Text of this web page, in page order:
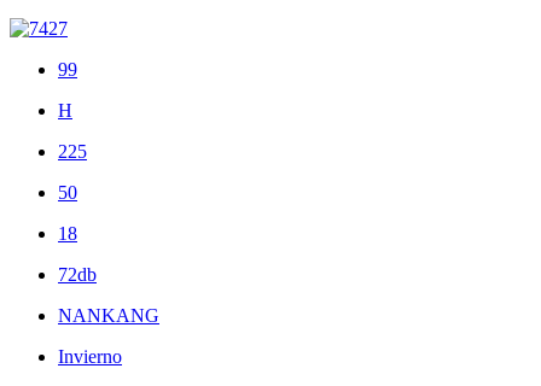
99
H
225
50
18
72db
NANKANG
Invierno